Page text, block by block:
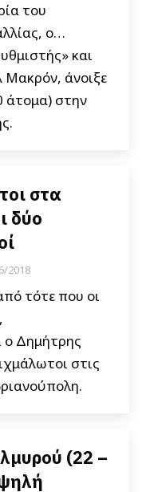
του
ο…
και
Μακρόν, άνοιξε
άτομα) στην
στα
δύο
2018
τότε που οι
ο Δημήτρης
στις
(22 –